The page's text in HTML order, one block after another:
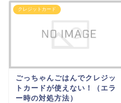
クレジットカード
ごっちゃんごはんでクレジッ
トカードが使えない！（エラ
ー時の対処方法）